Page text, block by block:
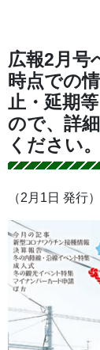
広報2月号
時点での
止・延期
ので、詳
ください。
（2月1日 発行）